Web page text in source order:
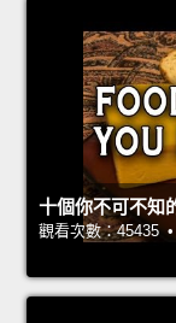
十個你不可不知
觀看次數：45435